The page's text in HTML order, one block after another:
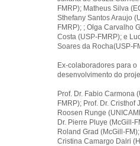
FMRP); Matheus Silva
Sthefany Santos Araujo
FMRP); ; Olga Carvalho
Costa (USP-FMRP); e
Soares da Rocha(USP-
Ex-colaboradores para o
desenvolvimento do
Prof. Dr. Fabio Carmona
FMRP); Prof. Dr. Cristhof
Roosen Runge
Dr. Pierre Pluye (McGill-
Roland Grad (McGill-
Cristina Camargo Dalri